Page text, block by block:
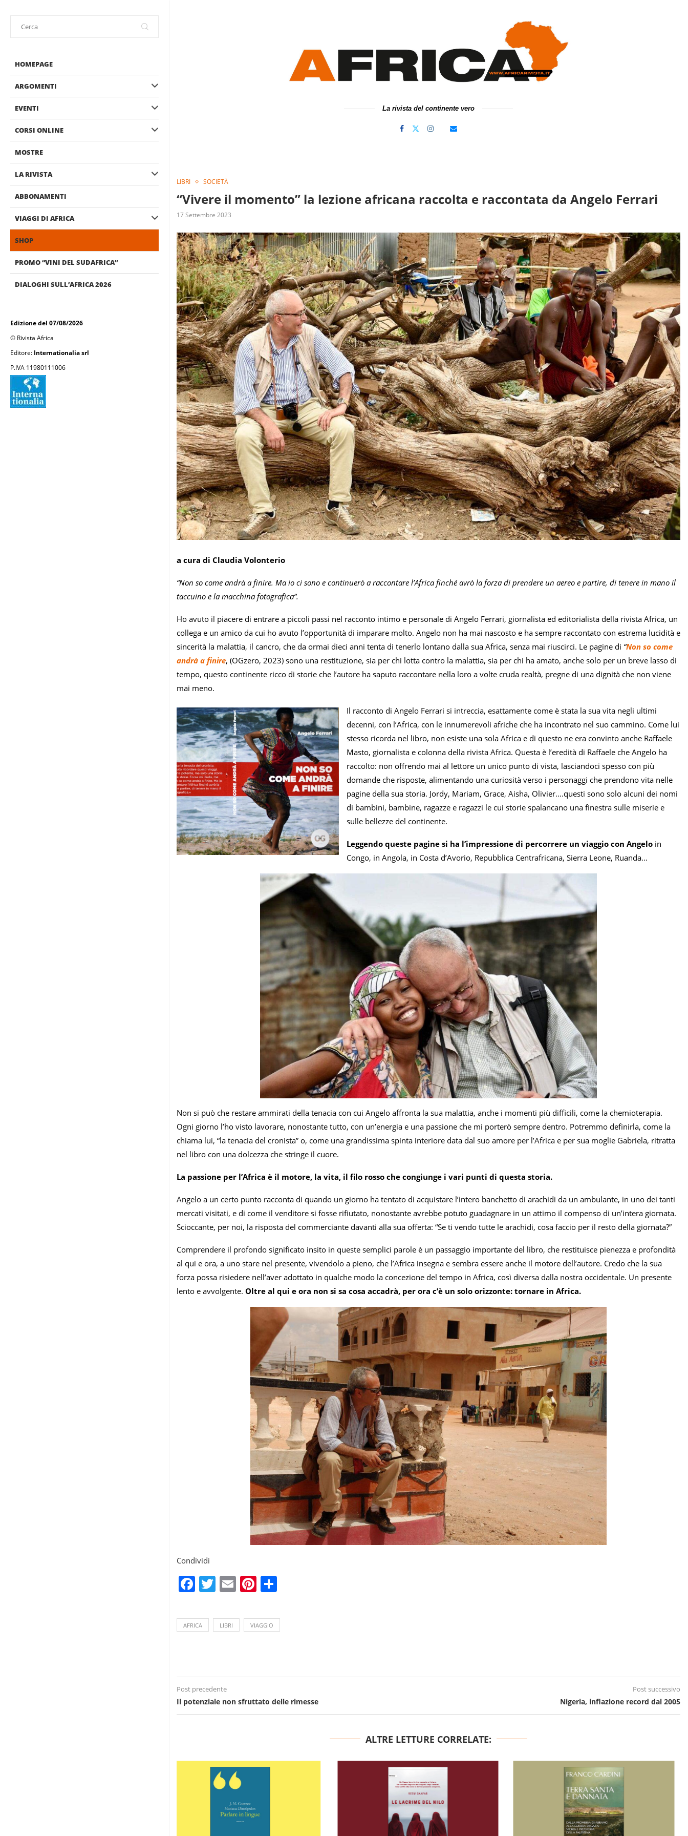
HOMEPAGE
ARGOMENTI
EVENTI
CORSI ONLINE
MOSTRE
LA RIVISTA
ABBONAMENTI
VIAGGI DI AFRICA
SHOP
PROMO “VINI DEL SUDAFRICA”
DIALOGHI SULL’AFRICA 2026
Edizione del 07/08/2026
© Rivista Africa
Editore: Internationalia srl
P.IVA 11980111006
La rivista del continente vero
LIBRI SOCIETÀ
“Vivere il momento” la lezione africana raccolta e raccontata da Angelo Ferrari
17 Settembre 2023
a cura di Claudia Volonterio
“Non so come andrà a finire. Ma io ci sono e continuerò a raccontare l’Africa finché avrò la forza di prendere un aereo e partire, di tenere in mano il
taccuino e la macchina fotografica”.
Ho avuto il piacere di entrare a piccoli passi nel racconto intimo e personale di Angelo Ferrari, giornalista ed editorialista della rivista Africa, un
collega e un amico da cui ho avuto l’opportunità di imparare molto. Angelo non ha mai nascosto e ha sempre raccontato con estrema lucidità e
sincerità la malattia, il cancro, che da ormai dieci anni tenta di tenerlo lontano dalla sua Africa, senza mai riuscirci. Le pagine di “Non so come
andrà a finire, (OGzero, 2023) sono una restituzione, sia per chi lotta contro la malattia, sia per chi ha amato, anche solo per un breve lasso di
tempo, questo continente ricco di storie che l’autore ha saputo raccontare nella loro a volte cruda realtà, pregne di una dignità che non viene
mai meno.
Il racconto di Angelo Ferrari si intreccia, esattamente come è stata la sua vita negli ultimi
decenni, con l’Africa, con le innumerevoli afriche che ha incontrato nel suo cammino. Come lui
stesso ricorda nel libro, non esiste una sola Africa e di questo ne era convinto anche Raffaele
Masto, giornalista e colonna della rivista Africa. Questa è l’eredità di Raffaele che Angelo ha
raccolto: non offrendo mai al lettore un unico punto di vista, lasciandoci spesso con più
domande che risposte, alimentando una curiosità verso i personaggi che prendono vita nelle
pagine della sua storia. Jordy, Mariam, Grace, Aisha, Olivier….questi sono solo alcuni dei nomi
di bambini, bambine, ragazze e ragazzi le cui storie spalancano una finestra sulle miserie e
sulle bellezze del continente.
Leggendo queste pagine si ha l’impressione di percorrere un viaggio con Angelo in
Congo, in Angola, in Costa d’Avorio, Repubblica Centrafricana, Sierra Leone, Ruanda…
Non si può che restare ammirati della tenacia con cui Angelo affronta la sua malattia, anche i momenti più difficili, come la chemioterapia.
Ogni giorno l’ho visto lavorare, nonostante tutto, con un’energia e una passione che mi porterò sempre dentro. Potremmo definirla, come la
chiama lui, “la tenacia del cronista” o, come una grandissima spinta interiore data dal suo amore per l’Africa e per sua moglie Gabriela, ritratta
nel libro con una dolcezza che stringe il cuore.
La passione per l’Africa è il motore, la vita, il filo rosso che congiunge i vari punti di questa storia.
Angelo a un certo punto racconta di quando un giorno ha tentato di acquistare l’intero banchetto di arachidi da un ambulante, in uno dei tanti
mercati visitati, e di come il venditore si fosse rifiutato, nonostante avrebbe potuto guadagnare in un attimo il compenso di un’intera giornata.
Scioccante, per noi, la risposta del commerciante davanti alla sua offerta: “Se ti vendo tutte le arachidi, cosa faccio per il resto della giornata?”
Comprendere il profondo significato insito in queste semplici parole è un passaggio importante del libro, che restituisce pienezza e profondità
al qui e ora, a uno stare nel presente, vivendolo a pieno, che l’Africa insegna e sembra essere anche il motore dell’autore. Credo che la sua
forza possa risiedere nell’aver adottato in qualche modo la concezione del tempo in Africa, così diversa dalla nostra occidentale. Un presente
lento e avvolgente. Oltre al qui e ora non si sa cosa accadrà, per ora c’è un solo orizzonte: tornare in Africa.
Condividi
Facebook
Twitter
EmailPinterest
AFRICA LIBRI VIAGGIO
Post precedente
Il potenziale non sfruttato delle rimesse
Post successivo
Nigeria, inflazione record dal 2005
ALTRE LETTURE CORRELATE: